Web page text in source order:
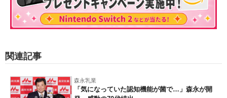
関連記事
森永乳業
「気になっていた認知機能が菌で…」森永が開